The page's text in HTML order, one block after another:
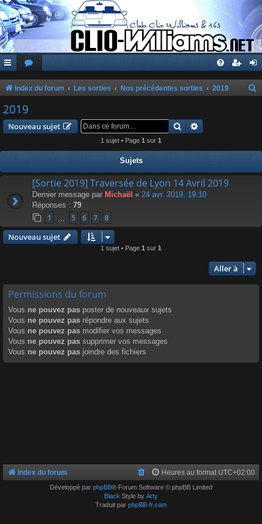
Index du forum Les sorties Nos précédentes sorties 2019
2019
Nouveau sujet Rechercher
1 sujet • Page 1 sur 1
Sujets
[Sortie 2019] Traversée de Lyon 14 Avril 2019
Dernier message par Michaël « 24 avr. 2019, 19:10
Réponses : 79
1 5 6 7 8
Nouveau sujet
1 sujet • Page 1 sur 1
Aller à
Permissions du forum
Vous ne pouvez pas poster de nouveaux sujets
Vous ne pouvez pas répondre aux sujets
Vous ne pouvez pas modifier vos messages
Vous ne pouvez pas supprimer vos messages
Vous ne pouvez pas joindre des fichiers
Index du forum Heures au format UTC+02:00
Développé par phpBB® Forum Software © phpBB Limited
Black Style by Arty
Traduit par phpBB-fr.com